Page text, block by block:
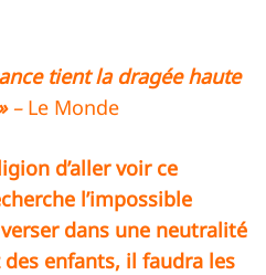
tient la dragée haute
– Le Monde
d’aller voir ce
l’impossible
dans une neutralité
des enfants, il faudra les